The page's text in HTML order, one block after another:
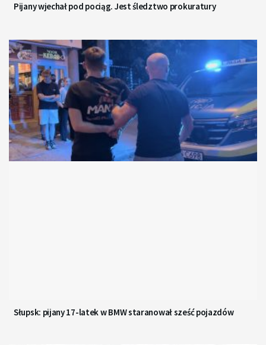
Pijany wjechał pod pociąg. Jest śledztwo prokuratury
Słupsk: pijany 17-latek w BMW staranował sześć pojazdów